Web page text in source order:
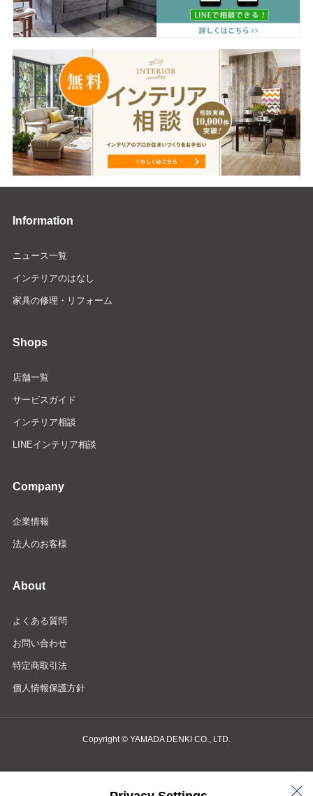
Information
ニュース一覧
インテリアのはなし
家具の修理・リフォーム
Shops
店舗一覧
サービスガイド
インテリア相談
LINEインテリア相談
Company
企業情報
法人のお客様
About
よくある質問
お問い合わせ
特定商取引法
個人情報保護方針
Copyright © YAMADA DENKI CO., LTD.
商品検索・お問い合わせ